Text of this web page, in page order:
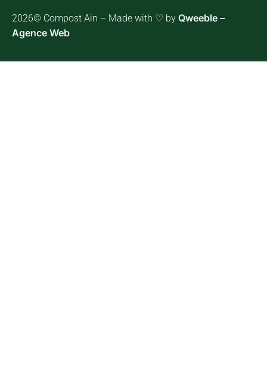
2026© Compost Ain – Made with ♡ by Qweeble –
Agence Web